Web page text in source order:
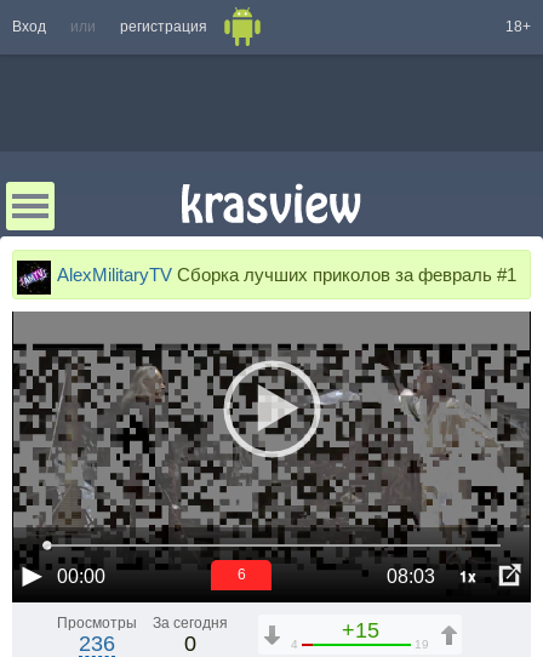
Вход или регистрация 18+
AlexMilitaryTV Сборка лучших приколов за февраль #1
00:00 08:03 1x
6
Просмотры
236
За сегодня
0
+15
4 19